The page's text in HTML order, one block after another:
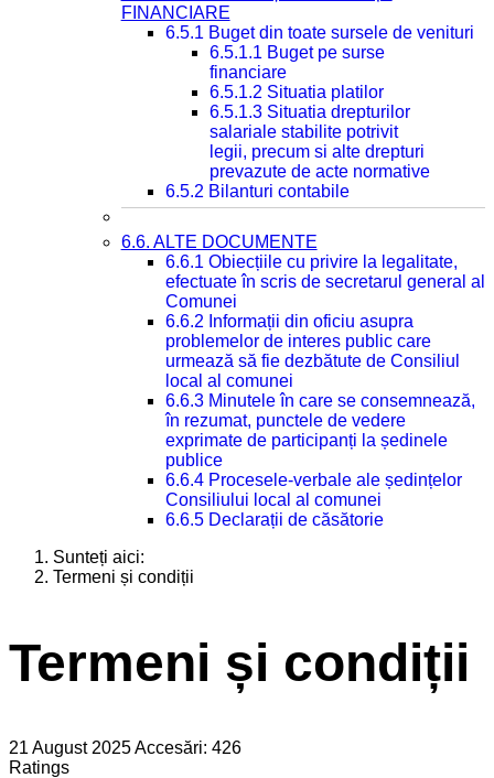
FINANCIARE
6.5.1 Buget din toate sursele de venituri
6.5.1.1 Buget pe surse
financiare
6.5.1.2 Situatia platilor
6.5.1.3 Situatia drepturilor
salariale stabilite potrivit
legii, precum si alte drepturi
prevazute de acte normative
6.5.2 Bilanturi contabile
6.6. ALTE DOCUMENTE
6.6.1 Obiecțiile cu privire la legalitate,
efectuate în scris de secretarul general al
Comunei
6.6.2 Informații din oficiu asupra
problemelor de interes public care
urmează să fie dezbătute de Consiliul
local al comunei
6.6.3 Minutele în care se consemnează,
în rezumat, punctele de vedere
exprimate de participanți la ședinele
publice
6.6.4 Procesele-verbale ale ședințelor
Consiliului local al comunei
6.6.5 Declarații de căsătorie
Sunteți aici:
Termeni și condiții
Termeni și condiții
21 August 2025Accesări: 426
Ratings